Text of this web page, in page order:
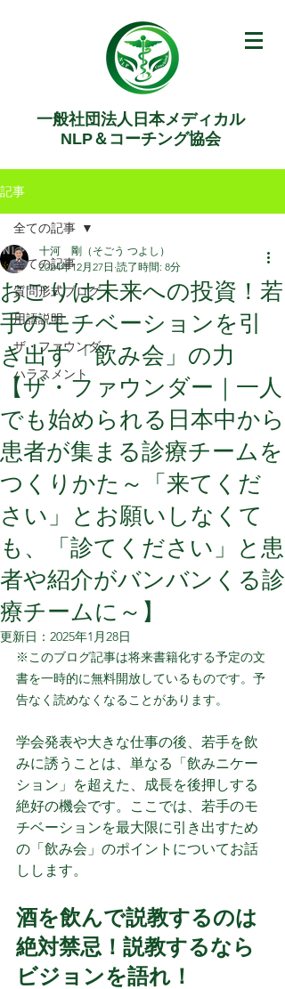
一般社団法人日本メディカル
NLP＆コーチング協会
記事
全ての記事
質問形式ブログ
用語説明
ザ・ファウンダー
ハラスメント
全ての記事
おごりは未来への投資！若
手のモチベーションを引
き出す「飲み会」の力
【ザ・ファウンダー｜一人
でも始められる日本中から
患者が集まる診療チームを
つくりかた～「来てくだ
さい」とお願いしなくて
も、「診てください」と患
者や紹介がバンバンくる診
療チームに～】
十河 剛（そごう つよし）
2024年12月27日 読了時間: 8分
更新日： 2025年1月28日
※このブログ記事は将来書籍化する予定の文
書を一時的に無料開放しているものです。予
告なく読めなくなることがあります。
学会発表や大きな仕事の後、若手を飲
みに誘うことは、単なる「飲みニケー
ション」を超えた、成長を後押しする
絶好の機会です。ここでは、若手のモ
チベーションを最大限に引き出すため
の「飲み会」のポイントについてお話
しします。
酒を飲んで説教するのは
絶対禁忌！説教するなら
ビジョンを語れ！